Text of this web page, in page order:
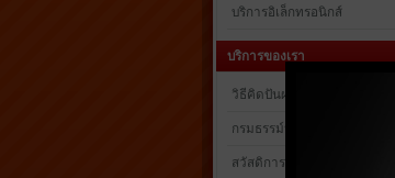
บริการอิเล็กทรอนิกส์
บริการของเรา
วิธีคิดปันผลและเงินเฉลี่ยคืน
กรมธรรม์ประกันชีวิต
สวัสดิการ